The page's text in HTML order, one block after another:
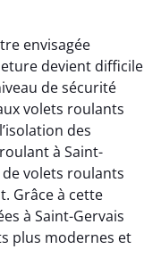
envisagée
devient difficile
de sécurité
volets roulants
des
à Saint-
volets roulants
Grâce à cette
à Saint-Gervais
plus modernes et